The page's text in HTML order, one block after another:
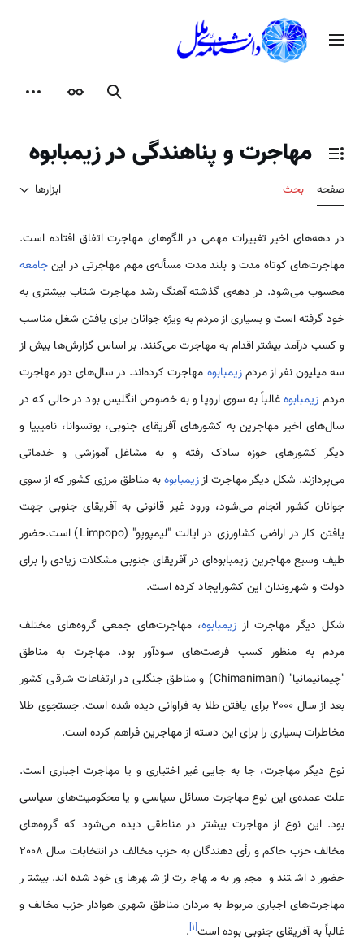
محتوامنوی اصلی
جستجوظاهر
تغییر وضعیت فهرست محتویات
مهاجرت و پناهندگی در زیمبابوه
صفحه بحث ابزارها
در دهه‌های اخیر تغییرات مهمی در الگوهای مهاجرت اتفاق افتاده است.
مهاجرت‌های کوتاه مدت و بلند مدت مسأله‌ی مهم مهاجرتی در اینجامعه
محسوب می‌شود. در دهه‌ی گذشته آهنگ رشد مهاجرت شتاب بیشتری به
خود گرفته است و بسیاری از مردم به ویژه جوانان برای یافتن شغل مناسب
و کسب درآمد بیشتر اقدام به مهاجرت می‌کنند. بر اساس گزارش‌ها بیش از
سه میلیون نفر از مردمزیمبابوه مهاجرت کرده‌اند. در سال‌های دور مهاجرت
مردم زیمبابوهغالباً به سوی اروپا و به خصوص انگلیس بود در حالی که در
سال‌های اخیر مهاجرین به کشورهای آفریقای جنوبی، بوتسوانا، نامیبیا و
دیگر کشورهای حوزه سادک رفته و به مشاغل آموزشی و خدماتی
می‌پردازند. شکل دیگر مهاجرت اززیمبابوهبه مناطق مرزی کشور که از سوی
جوانان کشور انجام می‌شود، ورود غیر قانونی به آفریقای جنوبی جهت
یافتن کار در اراضی کشاورزی در ایالت "لیمپوپو" (Limpopo) است.حضور
طیف وسیع مهاجرین زیمبابوه‌ای در آفریقای جنوبی مشکلات زیادی را برای
دولت و شهروندان این کشورایجاد کرده است.
شکل دیگر مهاجرت از زیمبابوه، مهاجرت‌های جمعی گروه‌های مختلف
مردم به منظور کسب فرصت‌های سودآور بود. مهاجرت به مناطق
"چیمانیمانیا" (Chimanimani) و مناطق جنگلی در ارتفاعات شرقی کشور
بعد از سال 2000 برای یافتن طلا به فراوانی دیده شده است. جستجوی طلا
مخاطرات بسیاری را برای این دسته از مهاجرین فراهم کرده است.
نوع دیگر مهاجرت، جا به جایی غیر اختیاری و یا مهاجرت اجباری است.
علت عمده‌ی این نوع مهاجرت مسائل سیاسی و یا محکومیت‌های سیاسی
بود. این نوع از مهاجرت بیشتر در مناطقی دیده می‌شود که گروه‌های
مخالف حزب حاکم و رأی دهندگان به حزب مخالف در انتخابات سال 2008
حضور داشتند و مجبور به مهاجرت از شهرهای خود شده‌اند. بیشتر
مهاجرت‌های اجباری مربوط به مردان مناطق شهری هوادار حزب مخالف و
غالباً به آفریقای جنوبی بوده است[۱]
.